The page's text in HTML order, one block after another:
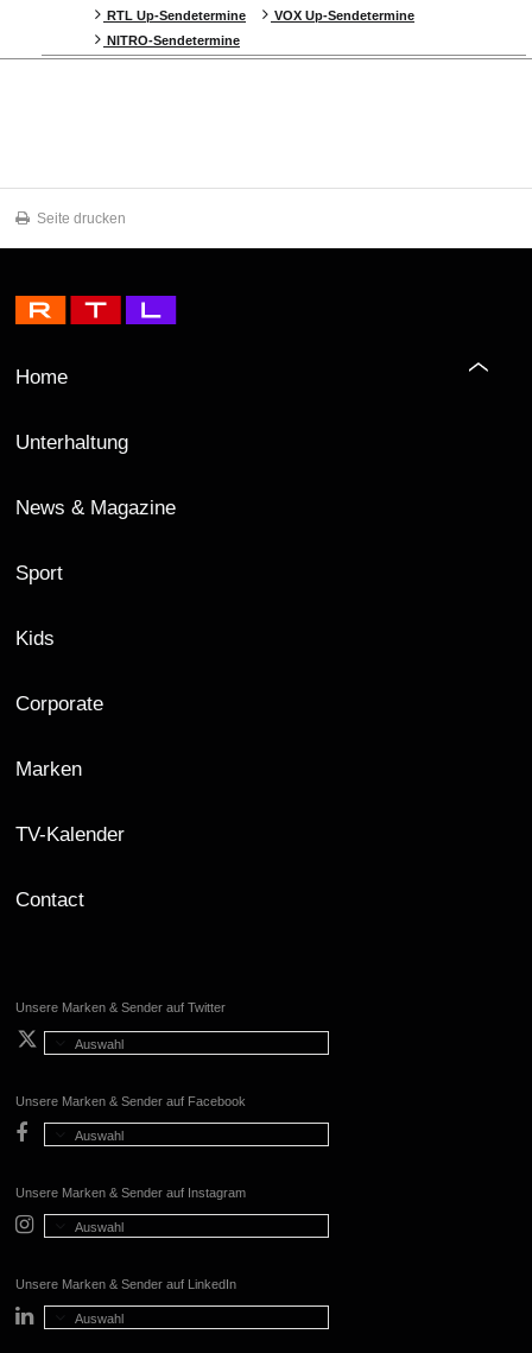
RTL Up-Sendetermine
VOX Up-Sendetermine
NITRO-Sendetermine
Seite drucken
Home
Unterhaltung
News & Magazine
Sport
Kids
Corporate
Marken
TV-Kalender
Contact
Unsere Marken & Sender auf Twitter
Auswahl
Unsere Marken & Sender auf Facebook
Auswahl
Unsere Marken & Sender auf Instagram
Auswahl
Unsere Marken & Sender auf LinkedIn
Auswahl